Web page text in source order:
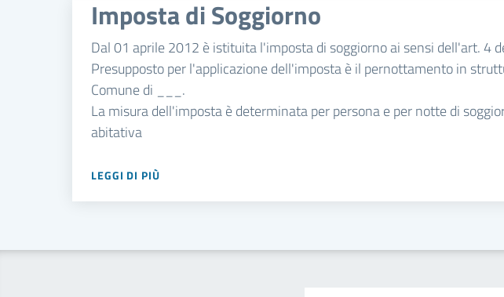
Imposta di Soggiorno
Dal 01 aprile 2012 è istituita l'imposta di soggiorno ai sensi dell'art. 4
Presupposto per l'applicazione dell'imposta è il pernottamento in
Comune di ___.
La misura dell'imposta è determinata per persona e per notte di
abitativa
LEGGI DI PIÙ